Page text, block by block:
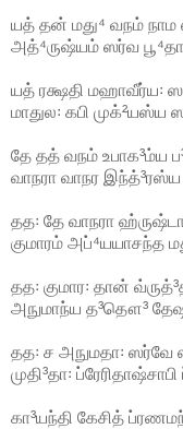
யத் தன் மது⁴ வநம் நாம
அத்⁴ருஷ்யம் ஸர்வ
யத் ரக்ஷதி மஹாவீர்ய꞉
மாதுல꞉ கபி
தே தத் வநம் உபாக³ம்ய
வாநரா வாநர
தத꞉ தே வாநரா
குமாரம் அப்⁴யயாசந்த
தத꞉ குமார꞉ தான்
அநுமாந்ய த³தௌ³
தத꞉ ச அநுமதா꞉
முதி³தா꞉
கா³யந்தி கேசித்